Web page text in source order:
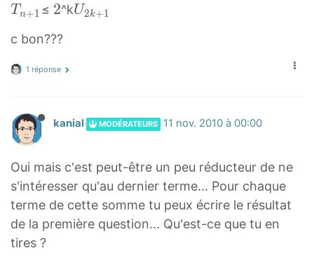
2
{
k
}
n
_
+
T
_
{
+
1
1
}
T
+
1
{
n
1
}
T n+1 ≤ 2
2^kU
_
k
+
1
}
U2k+1
c bon???
1 réponse
kanial MODÉRATEURS 11 nov. 2010 à 00:00
Oui mais c'est peut-être un peu réducteur de ne
s'intéresser qu'au dernier terme... Pour chaque
terme de cette somme tu peux écrire le résultat
de la première question... Qu'est-ce que tu en
tires ?